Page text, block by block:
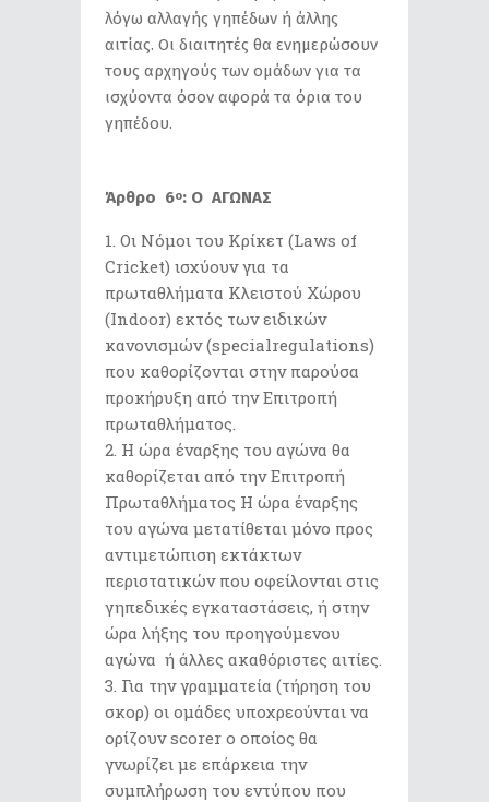
λόγω αλλαγής γηπέδων ή άλλης
αιτίας. Οι διαιτητές θα ενημερώσουν
τους αρχηγούς των ομάδων για τα
ισχύοντα όσον αφορά τα όρια του
γηπέδου.
Άρθρο 6ο: Ο ΑΓΩΝΑΣ
Οι Nόμοι του Κρίκετ (Laws of
Cricket) ισχύουν για τα
πρωταθλήματα Κλειστού Χώρου
(Indoor) εκτός των ειδικών
κανονισμών (specialregulations)
που καθορίζονται στην παρούσα
προκήρυξη από την Επιτροπή
πρωταθλήματος.
Η ώρα έναρξης του αγώνα θα
καθορίζεται από την Επιτροπή
Πρωταθλήματος Η ώρα έναρξης
του αγώνα μετατίθεται μόνο προς
αντιμετώπιση εκτάκτων
περιστατικών που οφείλονται στις
γηπεδικές εγκαταστάσεις, ή στην
ώρα λήξης του προηγούμενου
αγώνα ή άλλες ακαθόριστες αιτίες.
Για την γραμματεία (τήρηση του
σκορ) οι ομάδες υποχρεούνται να
ορίζουν scorer o οποίος θα
γνωρίζει με επάρκεια την
συμπλήρωση του εντύπου που